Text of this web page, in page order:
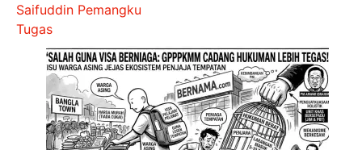
Saifuddin Pemangku
Tugas